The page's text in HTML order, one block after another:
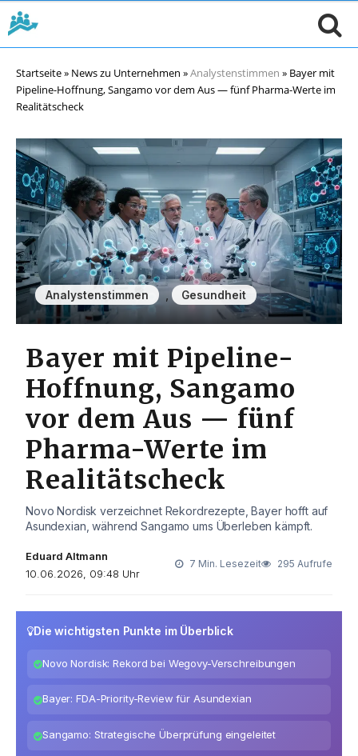
Startseite» News zu Unternehmen »Analystenstimmen » Bayer mit
Pipeline-Hoffnung, Sangamo vor dem Aus — fünf Pharma-Werte im
Realitätscheck
Analystenstimmen Gesundheit
Bayer mit Pipeline-
Hoffnung, Sangamo
vor dem Aus — fünf
Pharma-Werte im
Realitätscheck
Novo Nordisk verzeichnet Rekordrezepte, Bayer hofft auf
Asundexian, während Sangamo ums Überleben kämpft.
Eduard Altmann
10.06.2026, 09:48 Uhr
7 Min. Lesezeit 295 Aufrufe
Die wichtigsten Punkte im Überblick
Novo Nordisk: Rekord bei Wegovy-Verschreibungen
Bayer: FDA-Priority-Review für Asundexian
Sangamo: Strategische Überprüfung eingeleitet